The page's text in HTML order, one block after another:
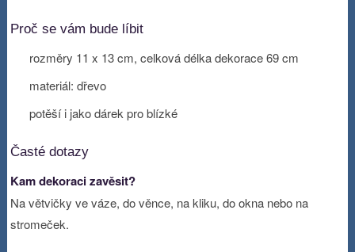
Proč se vám bude líbit
rozměry 11 x 13 cm, celková délka dekorace 69 cm
materiál: dřevo
potěší i jako dárek pro blízké
Časté dotazy
Kam dekoraci zavěsit?
Na větvičky ve váze, do věnce, na kliku, do okna nebo na
stromeček.